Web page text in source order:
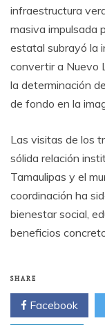
infraestructura
masiva impulsada
estatal subrayó la
convertir a Nuevo
la determinación
de fondo en la
Las visitas de los
sólida relación
Tamaulipas y el
coordinación ha
bienestar social,
beneficios
SHARE
Facebook